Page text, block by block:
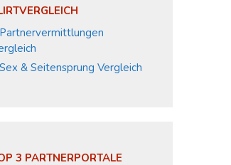
& Seitensprung Vergleich
3 PARTNERPORTALE